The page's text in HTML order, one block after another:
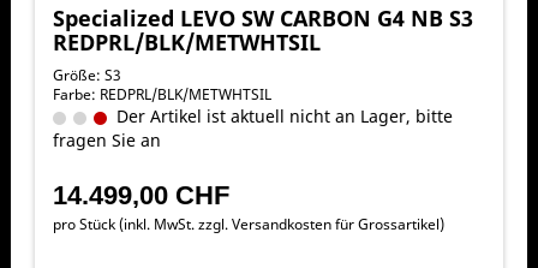
Specialized LEVO SW CARBON G4 NB S3
REDPRL/BLK/METWHTSIL
Größe: S3
Farbe: REDPRL/BLK/METWHTSIL
Der Artikel ist aktuell nicht an Lager, bitte
fragen Sie an
14.499,00 CHF
pro Stück (inkl. MwSt. zzgl.Versandkosten für Grossartikel)